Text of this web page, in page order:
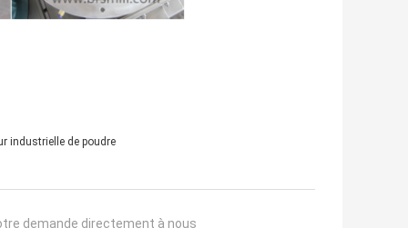
industrielle de poudre
demande directement à nous